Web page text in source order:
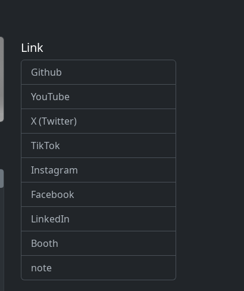
Link
Github
YouTube
X (Twitter)
TikTok
Instagram
Facebook
LinkedIn
Booth
note